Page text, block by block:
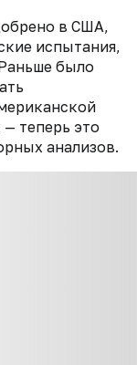
в США,
испытания,
было
теперь это
анализов.